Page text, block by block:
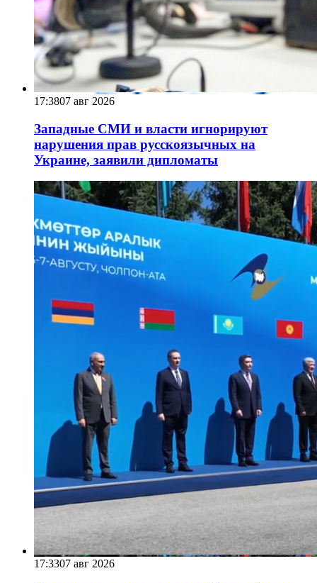
17:3807 авг 2026
Западные СМИ и власти игнорируют
нарушения прав русскоязычных на
Украине, заявили дипломаты
17:3307 авг 2026